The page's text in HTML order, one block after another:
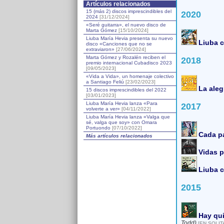
Artículos relacionados
15 (más 2) discos imprescindibles del
2024 [31/12/2024]
«Seré guitarra», el nuevo disco de
Marta Gómez [15/10/2024]
Liuba María Hevia presenta su nuevo
disco «Canciones que no se
extraviaron» [27/06/2024]
Marta Gómez y Rozalén reciben el
premio internacional Cubadisco 2023
[09/05/2023]
«Vida a Vida», un homenaje colectivo
a Santiago Feliú [23/02/2023]
15 discos imprescindibles del 2022
[03/01/2023]
Liuba María Hevia lanza «Para
volverte a ver» [04/11/2022]
Liuba María Hevia lanza «Valga que
sé, valga que soy» con Omara
Portuondo [07/10/2022]
Más artículos relacionados
2020
Liuba
2018
La
2017
Cada
Vidas
Liuba
2015
Hay